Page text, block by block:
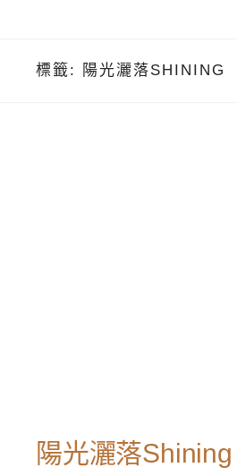
標籤: 陽光灑落SHINING
陽光灑落